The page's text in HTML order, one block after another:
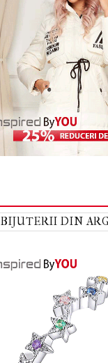
BIJUTERII DIN